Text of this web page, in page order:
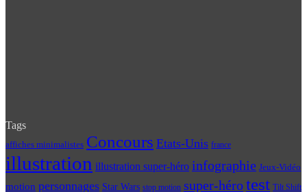
Tags
affiches minimalistes Concours Etats-Unis france
illustration illustration super-héro infographie Jeux-Vidéo
motion personnages Star Wars stop motion super-hérotest Tilt Shift